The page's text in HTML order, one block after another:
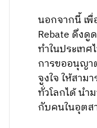
นอกจากนี้ เพื่
Rebate ดึงดู
ทำในประเท
การขออนุญา
จูงใจ ให้สาม
ทั่วโลกได้ นำ
กับคนในอุตส